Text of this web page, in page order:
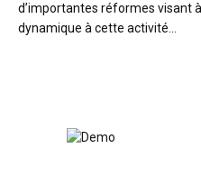
d’importantes réformes visant
dynamique à cette activité…